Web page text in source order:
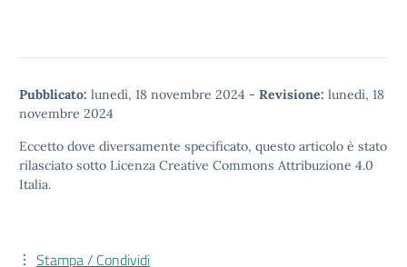
Pubblicato: lunedì, 18 novembre 2024 - Revisione: lunedì, 18
novembre 2024
Eccetto dove diversamente specificato, questo articolo è stato
rilasciato sotto Licenza Creative Commons Attribuzione 4.0
Italia.
Stampa / Condividi